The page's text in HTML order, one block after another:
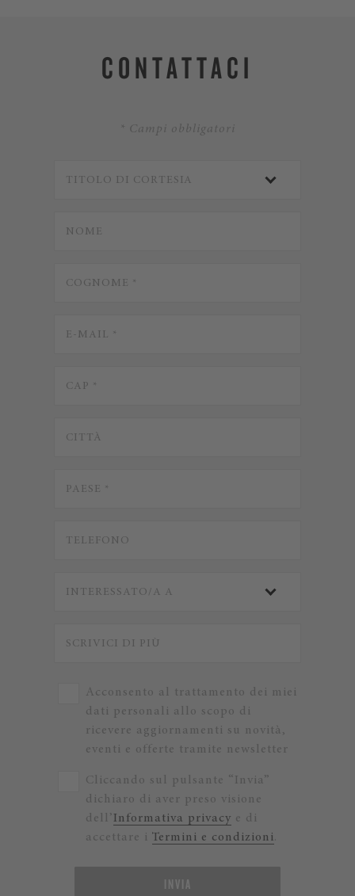
CONTATTACI
* Campi obbligatori
Acconsento al trattamento dei miei
dati personali allo scopo di
ricevere aggiornamenti su novità,
eventi e offerte tramite newsletter
Cliccando sul pulsante “Invia”
dichiaro di aver preso visione
dell’Informativa privacy e di
accettare i Termini e condizioni.
INVIA